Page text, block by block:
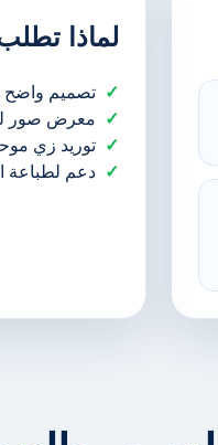
لماذا
تصميم
معرض صور
توريد زي
دعم لطباعة